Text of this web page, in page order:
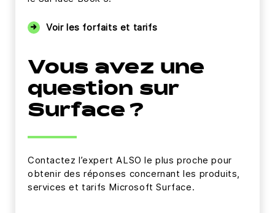
Voir les forfaits et tarifs
Vous avez une
question sur
Surface ?
Contactez l’expert ALSO le plus proche pour
obtenir des réponses concernant les produits,
services et tarifs Microsoft Surface.